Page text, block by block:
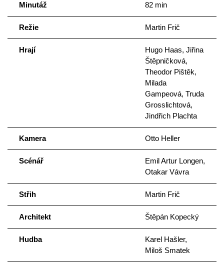
Minutáž 82 min
Režie Martin Frič
Hrají
Hugo Haas, Jiřina
Štěpničková,
Theodor Pištěk,
Milada
Gampeová, Truda
Grosslichtová,
Jindřich Plachta
Kamera Otto Heller
Scénář
Emil Artur Longen,
Otakar Vávra
Střih Martin Frič
Architekt Štěpán Kopecký
Hudba
Karel Hašler,
Miloš Smatek